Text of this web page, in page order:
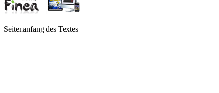
Seitenanfang des Textes